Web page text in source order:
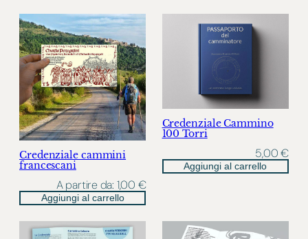
Credenziale cammini
francescani
A partire da: 1,00 €
Aggiungi al carrello
Credenziale Cammino
100 Torri
5,00€
Aggiungi al carrello